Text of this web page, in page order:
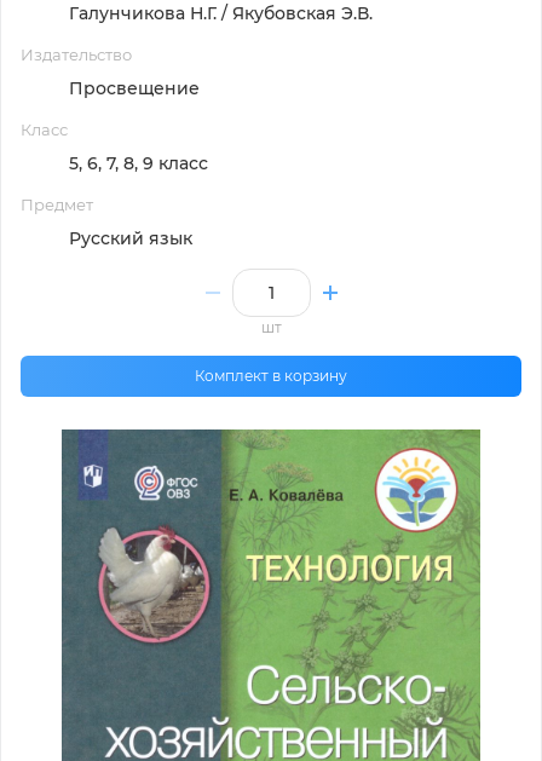
Галунчикова Н.Г. / Якубовская Э.В.
Издательство
Просвещение
Класс
5, 6, 7, 8, 9 класс
Предмет
Русский язык
шт
Комплект в корзину